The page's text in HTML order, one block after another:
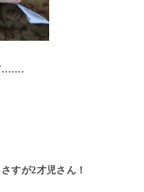
…….
すが2才児さん！